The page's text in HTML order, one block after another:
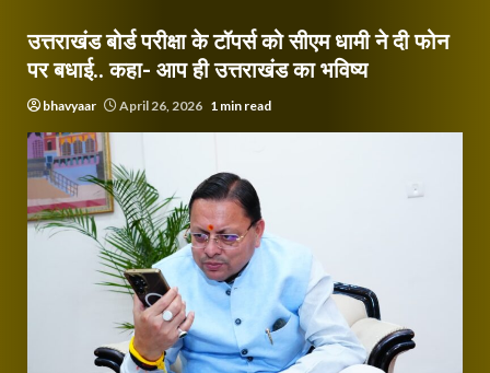
उत्तराखंड बोर्ड परीक्षा के टॉपर्स को सीएम धामी ने दी फोन
पर बधाई.. कहा- आप ही उत्तराखंड का भविष्य
bhavyaar April 26, 2026 1 min read